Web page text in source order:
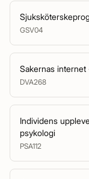
GSV04
Sakernas
DVA268
Individens
psykologi
PSA112